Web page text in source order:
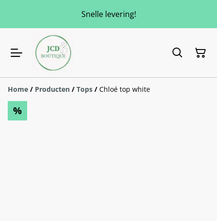
Snelle levering!
Home / Producten / Tops / Chloé top white
%